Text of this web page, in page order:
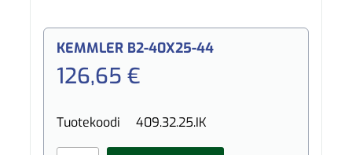
KEMMLER B2-40X25-44
126,65 €
Tuotekoodi 409.32.25.IK